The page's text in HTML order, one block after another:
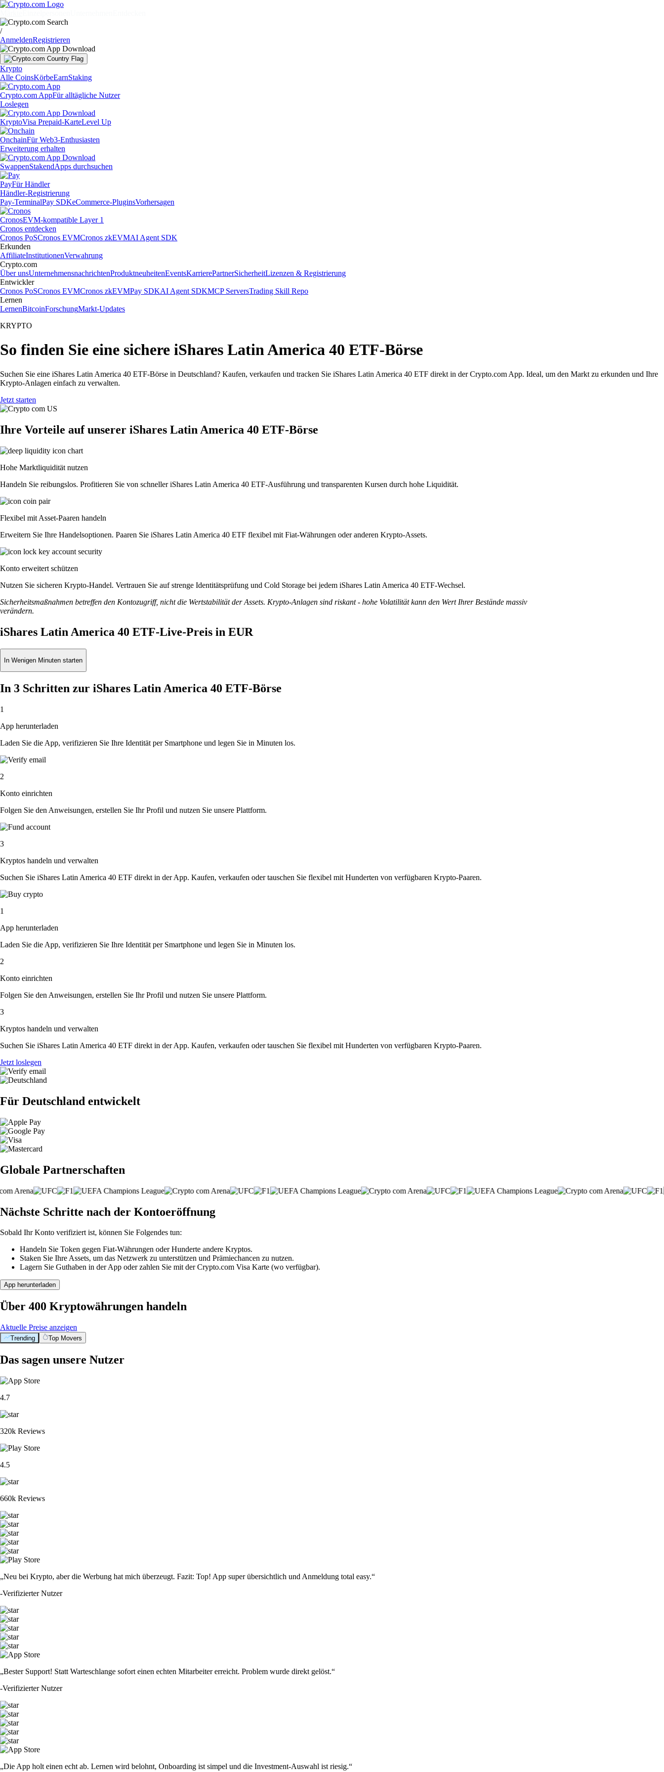
/
AnmeldenRegistrieren
Krypto
Alle CoinsKörbeEarnStaking
Crypto.com AppFür alltägliche Nutzer
Loslegen
KryptoVisa Prepaid-KarteLevel Up
OnchainFür Web3-Enthusiasten
Erweiterung erhalten
SwappenStakendApps durchsuchen
PayFür Händler
Händler-Registrierung
Pay-TerminalPay SDKeCommerce-PluginsVorhersagen
CronosEVM-kompatible Layer 1
Cronos entdecken
Cronos PoSCronos EVMCronos zkEVMAI Agent SDK
Erkunden
AffiliateInstitutionenVerwahrung
Crypto.com
Über unsUnternehmensnachrichtenProduktneuheitenEventsKarrierePartnerSicherheitLizenzen & Registrierung
Entwickler
Cronos PoSCronos EVMCronos zkEVMPay SDKAI Agent SDKMCP ServersTrading Skill Repo
Lernen
LernenBitcoinForschungMarkt-Updates
KRYPTO
So finden Sie eine sichere iShares Latin America 40 ETF-Börse
Suchen Sie eine iShares Latin America 40 ETF-Börse in Deutschland? Kaufen, verkaufen und tracken Sie iShares Latin America 40 ETF direkt in der Crypto.com App. Ideal, um den Markt zu erkunden und Ihre
Krypto-Anlagen einfach zu verwalten.
Jetzt starten
Ihre Vorteile auf unserer iShares Latin America 40 ETF-Börse
Hohe Marktliquidität nutzen
Handeln Sie reibungslos. Profitieren Sie von schneller iShares Latin America 40 ETF-Ausführung und transparenten Kursen durch hohe Liquidität.
Flexibel mit Asset-Paaren handeln
Erweitern Sie Ihre Handelsoptionen. Paaren Sie iShares Latin America 40 ETF flexibel mit Fiat-Währungen oder anderen Krypto-Assets.
Konto erweitert schützen
Nutzen Sie sicheren Krypto-Handel. Vertrauen Sie auf strenge Identitätsprüfung und Cold Storage bei jedem iShares Latin America 40 ETF-Wechsel.
Sicherheitsmaßnahmen betreffen den Kontozugriff, nicht die Wertstabilität der Assets. Krypto-Anlagen sind riskant - hohe Volatilität kann den Wert Ihrer Bestände massiv
verändern.
iShares Latin America 40 ETF-Live-Preis in EUR
In Wenigen Minuten starten
In 3 Schritten zur iShares Latin America 40 ETF-Börse
1
App herunterladen
Laden Sie die App, verifizieren Sie Ihre Identität per Smartphone und legen Sie in Minuten los.
2
Konto einrichten
Folgen Sie den Anweisungen, erstellen Sie Ihr Profil und nutzen Sie unsere Plattform.
3
Kryptos handeln und verwalten
Suchen Sie iShares Latin America 40 ETF direkt in der App. Kaufen, verkaufen oder tauschen Sie flexibel mit Hunderten von verfügbaren Krypto-Paaren.
1
App herunterladen
Laden Sie die App, verifizieren Sie Ihre Identität per Smartphone und legen Sie in Minuten los.
2
Konto einrichten
Folgen Sie den Anweisungen, erstellen Sie Ihr Profil und nutzen Sie unsere Plattform.
3
Kryptos handeln und verwalten
Suchen Sie iShares Latin America 40 ETF direkt in der App. Kaufen, verkaufen oder tauschen Sie flexibel mit Hunderten von verfügbaren Krypto-Paaren.
Jetzt loslegen
Für Deutschland entwickelt
Globale Partnerschaften
Nächste Schritte nach der Kontoeröffnung
Sobald Ihr Konto verifiziert ist, können Sie Folgendes tun:
Handeln Sie Token gegen Fiat-Währungen oder Hunderte andere Kryptos.
Staken Sie Ihre Assets, um das Netzwerk zu unterstützen und Prämiechancen zu nutzen.
Lagern Sie Guthaben in der App oder zahlen Sie mit der Crypto.com Visa Karte (wo verfügbar).
App herunterladen
Über 400 Kryptowährungen handeln
Aktuelle Preise anzeigen
Trending Top Movers
Das sagen unsere Nutzer
4.7
320k Reviews
4.5
660k Reviews
„Neu bei Krypto, aber die Werbung hat mich überzeugt. Fazit: Top! App super übersichtlich und Anmeldung total easy.“
-Verifizierter Nutzer
„Bester Support! Statt Warteschlange sofort einen echten Mitarbeiter erreicht. Problem wurde direkt gelöst.“
-Verifizierter Nutzer
„Die App holt einen echt ab. Lernen wird belohnt, Onboarding ist simpel und die Investment-Auswahl ist riesig.“